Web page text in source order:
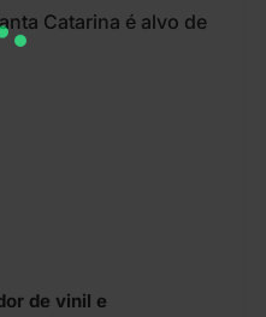
Catarina é alvo de
de vinil e